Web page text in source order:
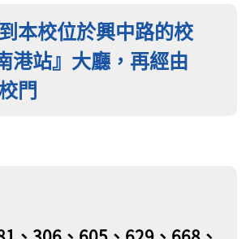
本校位於興中路的校
港站』大廳，再經由
門